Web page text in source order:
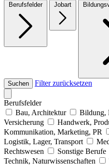
Berufsfelder Jobart
Suchen Filter zurücksetzen
Berufsfelder
Bau, Architektur
Bildung,
Versicherung
Handwerk,
Kommunikation, Marketing, PR
Logistik, Lager, Transport
Rechtswesen
Sonstige Berufe
Technik, Naturwissenschaften